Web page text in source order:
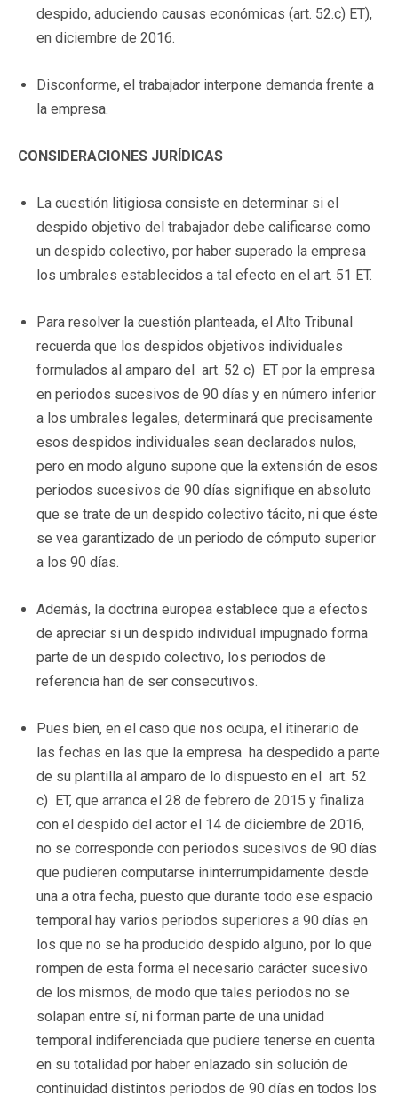
despido, aduciendo causas económicas (art. 52.c) ET),
en diciembre de 2016.
Disconforme, el trabajador interpone demanda frente a
la empresa.
CONSIDERACIONES JURÍDICAS
La cuestión litigiosa consiste en determinar si el
despido objetivo del trabajador debe calificarse como
un despido colectivo, por haber superado la empresa
los umbrales establecidos a tal efecto en el art. 51 ET.
Para resolver la cuestión planteada, el Alto Tribunal
recuerda que los despidos objetivos individuales
formulados al amparo del art. 52 c) ET por la empresa
en periodos sucesivos de 90 días y en número inferior
a los umbrales legales, determinará que precisamente
esos despidos individuales sean declarados nulos,
pero en modo alguno supone que la extensión de esos
periodos sucesivos de 90 días signifique en absoluto
que se trate de un despido colectivo tácito, ni que éste
se vea garantizado de un periodo de cómputo superior
a los 90 días.
Además, la doctrina europea establece que a efectos
de apreciar si un despido individual impugnado forma
parte de un despido colectivo, los periodos de
referencia han de ser consecutivos.
Pues bien, en el caso que nos ocupa, el itinerario de
las fechas en las que la empresa ha despedido a parte
de su plantilla al amparo de lo dispuesto en el art. 52
c) ET, que arranca el 28 de febrero de 2015 y finaliza
con el despido del actor el 14 de diciembre de 2016,
no se corresponde con periodos sucesivos de 90 días
que pudieren computarse ininterrumpidamente desde
una a otra fecha, puesto que durante todo ese espacio
temporal hay varios periodos superiores a 90 días en
los que no se ha producido despido alguno, por lo que
rompen de esta forma el necesario carácter sucesivo
de los mismos, de modo que tales periodos no se
solapan entre sí, ni forman parte de una unidad
temporal indiferenciada que pudiere tenerse en cuenta
en su totalidad por haber enlazado sin solución de
continuidad distintos periodos de 90 días en todos los